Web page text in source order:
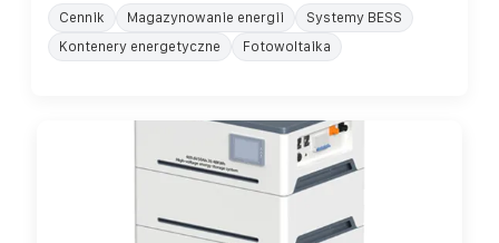
Cennik Magazynowanie energii
Systemy BESS
Kontenery energetyczne
Fotowoltaika